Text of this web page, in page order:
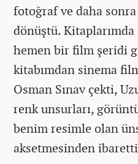
fotoğraf ve daha
dönüştü.
hemen bir film şeridi
kitabımdan sinema
Osman Sınav çekti,
renk unsurları,
benim resimle olan
aksetmesinden